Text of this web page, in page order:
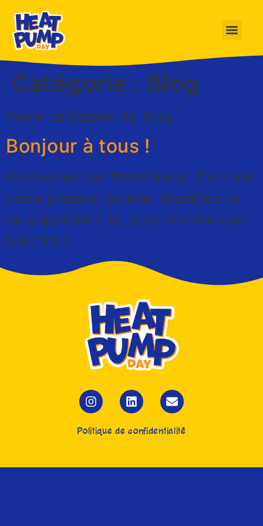
Catégorie : Blog
Votre catégorie de blog
Bonjour à tous !
Bienvenue sur WordPress. Ceci est
votre premier article. Modifiez-le
ou supprimez-le, puis commencez
à écrire !
Politique de confidentialité